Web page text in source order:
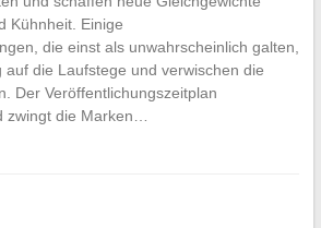
Kühnheit. Einige
die einst als unwahrscheinlich galten,
die Laufstege und verwischen die
Der Veröffentlichungszeitplan
zwingt die Marken…